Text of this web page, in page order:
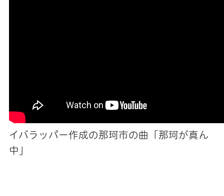
イバラッパー作成の那珂市の曲「那珂が真ん
中」